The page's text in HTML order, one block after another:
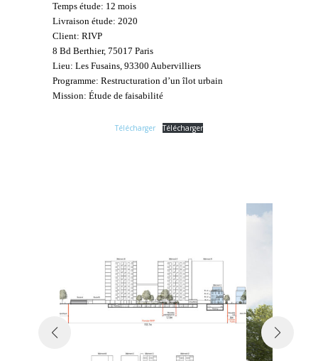
Temps étude: 12 mois
Livraison étude: 2020
Client: RIVP
8 Bd Berthier, 75017 Paris
Lieu: Les Fusains, 93300 Aubervilliers
Programme: Restructuration d’un îlot urbain
Mission: Étude de faisabilité
Télécharger Télécharger